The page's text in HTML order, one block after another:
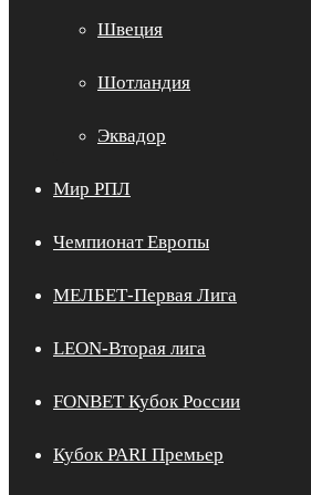
Швеция
Шотландия
Эквадор
Мир РПЛ
Чемпионат Европы
МЕЛБЕТ-Первая Лига
LEON-Вторая лига
FONBET Кубок России
Кубок PARI Премьер